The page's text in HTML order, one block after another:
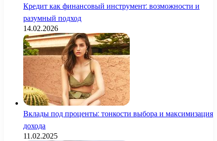
Кредит как финансовый инструмент: возможности и
разумный подход
14.02.2026
Вклады под проценты: тонкости выбора и максимизация
дохода
11.02.2025